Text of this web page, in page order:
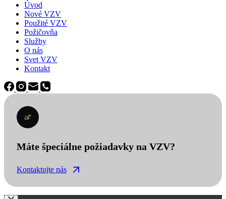
Úvod
Nové VZV
Použité VZV
Požičovňa
Služby
O nás
Svet VZV
Kontakt
Máte špeciálne požiadavky na VZV?
Kontaktujte nás